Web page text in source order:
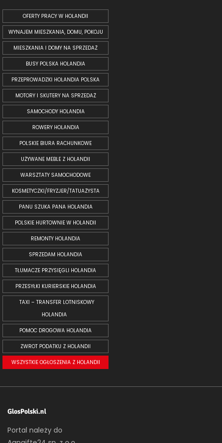
OFERTY PRACY W HOLANDII
WYNAJEM MIESZKANIA, DOMU, POKOJU
MIESZKANIA I DOMY NA SPRZEDAŻ
BUSY POLSKA HOLANDIA
PRZEPROWADZKI HOLANDIA POLSKA
MOTORY I SKUTERY NA SPRZEDAŻ
SAMOCHODY HOLANDIA
ROWERY HOLANDIA
POLSKIE BIURA RACHUNKOWE
UŻYWANE MEBLE Z HOLANDII
WARSZTATY SAMOCHODOWE
KOSMETYCZKI/FRYZJER/TATUAŻYSTA
PANU SZUKA PANA HOLANDIA
POLSKIE HURTOWNIE W HOLANDII
REMONTY HOLANDIA
SPRZEDAM HOLANDIA
TŁUMACZE PRZYSIĘGLI HOLANDIA
PRZESYŁKI KURIERSKIE HOLANDIA
TAXI – TRANSFER LOTNISKOWY
HOLANDIA
POMOC DROGOWA HOLANDIA
ZWROT PODATKU Z HOLANDII
WSZYSTKIE OGŁOSZENIA Z HOLANDII
GlosPolski.nl
Portal należy do